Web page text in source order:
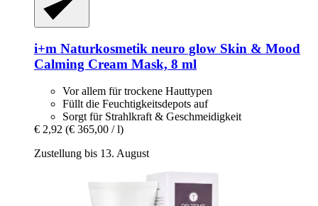
i+m Naturkosmetik neuro glow Skin & Mood
Calming Cream Mask, 8 ml
Vor allem für trockene Hauttypen
Füllt die Feuchtigkeitsdepots auf
Sorgt für Strahlkraft & Geschmeidigkeit
€ 2,92 (€ 365,00 / l)
Zustellung bis 13. August